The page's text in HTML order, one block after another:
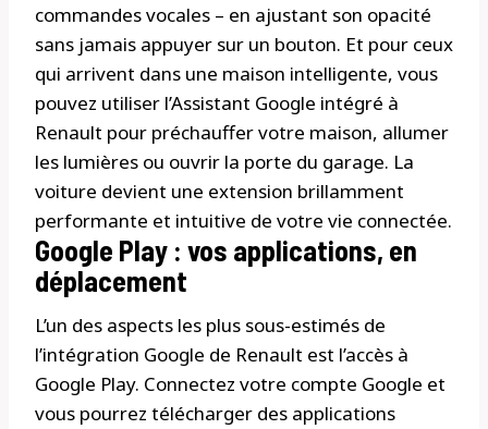
commandes vocales – en ajustant son opacité
sans jamais appuyer sur un bouton. Et pour ceux
qui arrivent dans une maison intelligente, vous
pouvez utiliser l’Assistant Google intégré à
Renault pour préchauffer votre maison, allumer
les lumières ou ouvrir la porte du garage. La
voiture devient une extension brillamment
performante et intuitive de votre vie connectée.
Google Play : vos applications, en
déplacement
L’un des aspects les plus sous-estimés de
l’intégration Google de Renault est l’accès à
Google Play. Connectez votre compte Google et
vous pourrez télécharger des applications